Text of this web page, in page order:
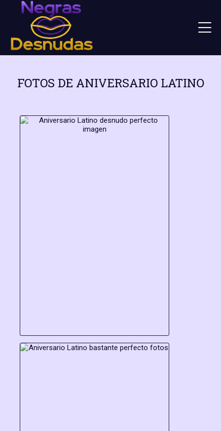
FOTOS DE ANIVERSARIO LATINO